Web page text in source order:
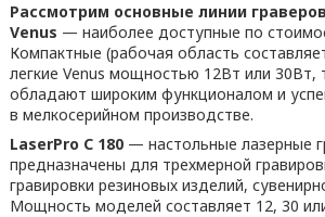
Рассмотрим основные линии граверов
Venus — наиболее доступные по
Компактные (рабочая область
легкие Venus мощностью 12Вт или 30Вт,
обладают широким функционалом и
в мелкосерийном производстве.
LaserPro C 180— настольные лазерные
предназначены для трехмерной
гравировки резиновых изделий,
Мощность моделей составляет 12, 30